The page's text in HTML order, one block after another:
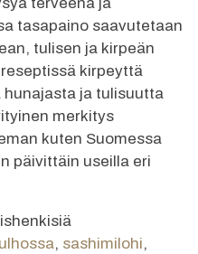
terveenä ja
tasapaino saavutetaan
tulisen ja kirpeän
kirpeyttä
ja tulisuutta
merkitys
kuten Suomessa
päivittäin useilla eri
, sashimilohi,